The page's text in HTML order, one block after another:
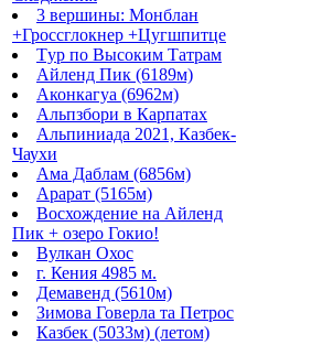
3 вершины: Монблан
+Гроссглокнер +Цугшпитце
Tур по Высоким Татрам
Айленд Пик (6189м)
Аконкагуа (6962м)
Альпзбори в Карпатах
Альпиниада 2021, Казбек-
Чаухи
Ама Даблам (6856м)
Арарат (5165м)
Восхождение на Айленд
Пик + озеро Гокио!
Вулкан Охос
г. Кения 4985 м.
Демавенд (5610м)
Зимова Говерла та Петрос
Казбек (5033м) (летом)